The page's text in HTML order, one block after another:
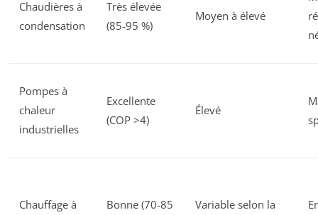
Chaudières à
condensation
Très élevée
(85-95 %)
Moyen à élevé
Pompes à
chaleur
industrielles
Excellente
(COP >4)
Élevé
Chauffage à
Bonne (70-85
Variable selon la